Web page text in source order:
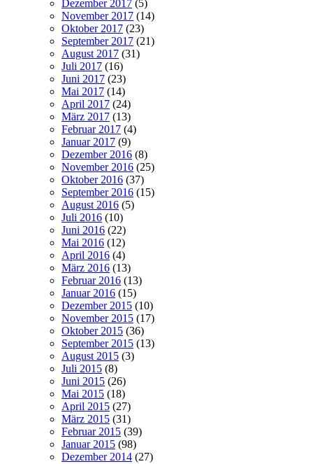
Dezember 2017 (5)
November 2017 (14)
Oktober 2017 (23)
September 2017 (21)
August 2017 (31)
Juli 2017 (16)
Juni 2017 (23)
Mai 2017 (14)
April 2017 (24)
März 2017 (13)
Februar 2017 (4)
Januar 2017 (9)
Dezember 2016 (8)
November 2016 (25)
Oktober 2016 (37)
September 2016 (15)
August 2016 (5)
Juli 2016 (10)
Juni 2016 (22)
Mai 2016 (12)
April 2016 (4)
März 2016 (13)
Februar 2016 (13)
Januar 2016 (15)
Dezember 2015 (10)
November 2015 (17)
Oktober 2015 (36)
September 2015 (13)
August 2015 (3)
Juli 2015 (8)
Juni 2015 (26)
Mai 2015 (18)
April 2015 (27)
März 2015 (31)
Februar 2015 (39)
Januar 2015 (98)
Dezember 2014 (27)